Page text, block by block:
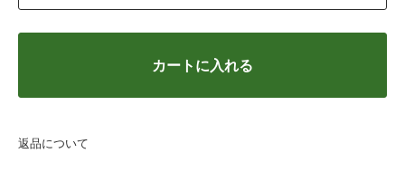
カートに入れる
返品について